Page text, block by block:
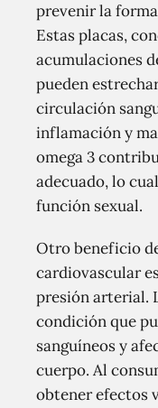
prevenir la
Estas placas,
acumulaciones
pueden
circulación
inflamación y
omega 3
adecuado, lo
función sexual.
Otro beneficio
cardiovascular
presión arterial.
condición que
sanguíneos y
cuerpo. Al
obtener efectos